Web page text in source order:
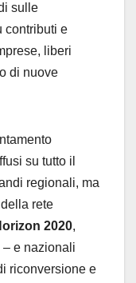
sulle
contributi e
liberi
di nuove
su tutto il
regionali, ma
rete
2020,
– e nazionali
riconversione e